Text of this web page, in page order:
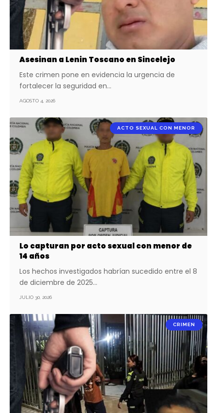
Asesinan a Lenin Toscano en Sincelejo
Este crimen pone en evidencia la urgencia de
fortalecer la seguridad en…
AGOSTO 4, 2026
ACTO SEXUAL CON MENOR
Lo capturan por acto sexual con menor de
14 años
Los hechos investigados habrían sucedido entre el 8
de diciembre de 2025…
JULIO 30, 2026
CRIMEN